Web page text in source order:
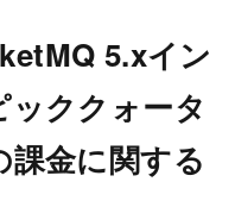
5.xイン
ククォータ
金に関する